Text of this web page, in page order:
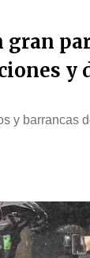
y
y barrancas